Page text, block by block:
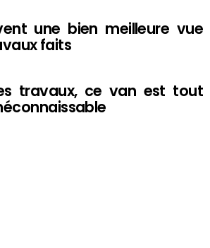
une bien meilleure vue
faits
travaux, ce van est tout